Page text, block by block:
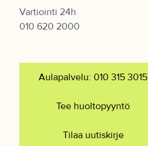
Vartiointi 24h
010 620 2000
Aulapalvelu: 010 315 3015
Tee huoltopyyntö
Tilaa uutiskirje